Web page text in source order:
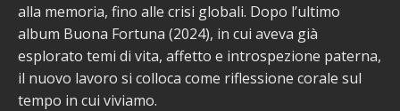
alla memoria, fino alle crisi globali. Dopo l’ultimo
album Buona Fortuna (2024), in cui aveva già
esplorato temi di vita, affetto e introspezione paterna,
il nuovo lavoro si colloca come riflessione corale sul
tempo in cui viviamo.